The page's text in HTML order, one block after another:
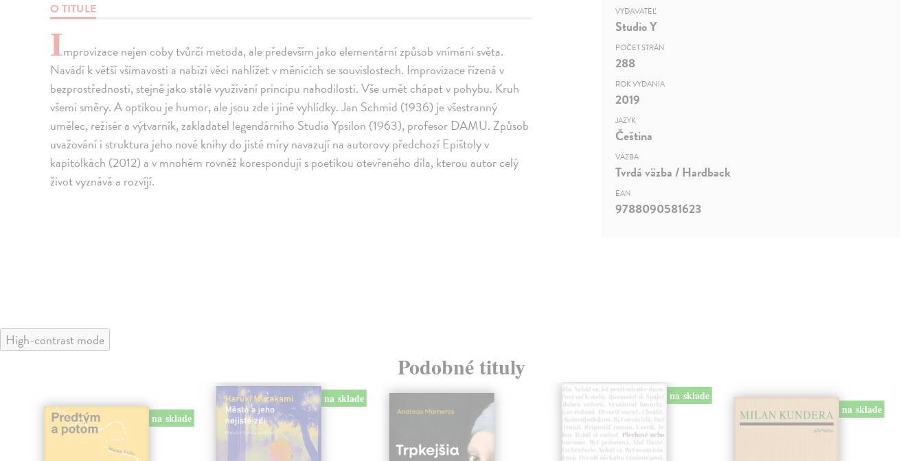
O TITULE
Improvizace nejen coby tvůrčí metoda, ale především jako elementární způsob vnímání světa.
Navádí k větší všímavosti a nabízí věci nahlížet v měnících se souvislostech. Improvizace řízená v
bezprostřednosti, stejně jako stálé využívání principu nahodilosti. Vše umět chápat v pohybu. Kruh
všemi směry. A optikou je humor, ale jsou zde i jiné vyhlídky. Jan Schmid (1936) je všestranný
umělec, režisér a výtvarník, zakladatel legendárního Studia Ypsilon (1963), profesor DAMU. Způsob
uvažování i struktura jeho nové knihy do jisté míry navazují na autorovy předchozí Epištoly v
kapitolkách (2012) a v mnohém rovněž korespondují s poetikou otevřeného díla, kterou autor celý
život vyznává a rozvíjí.
VYDAVATEĽ
Studio Y
POČET STRÁN
288
ROK VYDANIA
2019
JAZYK
Čeština
VÄZBA
Tvrdá väzba / Hardback
EAN
9788090581623
High-contrast mode
Podobné tituly
na sklade
na sklade na sklade
na sklade